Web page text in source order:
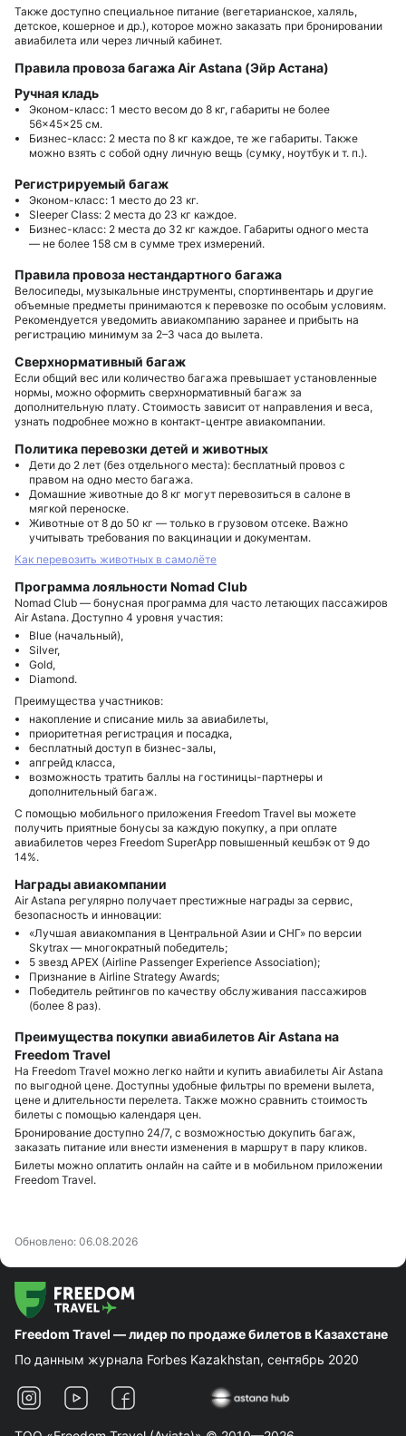
Также доступно специальное питание (вегетарианское, халяль,
детское, кошерное и др.), которое можно заказать при бронировании
авиабилета или через личный кабинет.
Правила провоза багажа Air Astana (Эйр Астана)
Ручная кладь
Эконом-класс: 1 место весом до 8 кг, габариты не более
56×45×25 см.
Бизнес-класс: 2 места по 8 кг каждое, те же габариты. Также
можно взять с собой одну личную вещь (сумку, ноутбук и т. п.).
Регистрируемый багаж
Эконом-класс: 1 место до 23 кг.
Sleeper Class: 2 места до 23 кг каждое.
Бизнес-класс: 2 места до 32 кг каждое. Габариты одного места
— не более 158 см в сумме трех измерений.
Правила провоза нестандартного багажа
Велосипеды, музыкальные инструменты, спортинвентарь и другие
объемные предметы принимаются к перевозке по особым условиям.
Рекомендуется уведомить авиакомпанию заранее и прибыть на
регистрацию минимум за 2–3 часа до вылета.
Сверхнормативный багаж
Если общий вес или количество багажа превышает установленные
нормы, можно оформить сверхнормативный багаж за
дополнительную плату. Стоимость зависит от направления и веса,
узнать подробнее можно в контакт-центре авиакомпании.
Политика перевозки детей и животных
Дети до 2 лет (без отдельного места): бесплатный провоз с
правом на одно место багажа.
Домашние животные до 8 кг могут перевозиться в салоне в
мягкой переноске.
Животные от 8 до 50 кг — только в грузовом отсеке. Важно
учитывать требования по вакцинации и документам.
Как перевозить животных в самолёте
Программа лояльности Nomad Club
Nomad Club — бонусная программа для часто летающих пассажиров
Air Astana. Доступно 4 уровня участия:
Blue (начальный),
Silver,
Gold,
Diamond.
Преимущества участников:
накопление и списание миль за авиабилеты,
приоритетная регистрация и посадка,
бесплатный доступ в бизнес-залы,
апгрейд класса,
возможность тратить баллы на гостиницы-партнеры и
дополнительный багаж.
С помощью мобильного приложения Freedom Travel вы можете
получить приятные бонусы за каждую покупку, а при оплате
авиабилетов через Freedom SuperApp повышенный кешбэк от 9 до
14%.
Награды авиакомпании
Air Astana регулярно получает престижные награды за сервис,
безопасность и инновации:
«Лучшая авиакомпания в Центральной Азии и СНГ» по версии
Skytrax — многократный победитель;
5 звезд APEX (Airline Passenger Experience Association);
Признание в Airline Strategy Awards;
Победитель рейтингов по качеству обслуживания пассажиров
(более 8 раз).
Преимущества покупки авиабилетов Air Astana на
Freedom Travel
На Freedom Travel можно легко найти и купить авиабилеты Air Astana
по выгодной цене. Доступны удобные фильтры по времени вылета,
цене и длительности перелета. Также можно сравнить стоимость
билеты с помощью календаря цен.
Бронирование доступно 24/7, с возможностью докупить багаж,
заказать питание или внести изменения в маршрут в пару кликов.
Билеты можно оплатить онлайн на сайте и в мобильном приложении
Freedom Travel.
Обновлено: 06.08.2026
Freedom Travel — лидер по продаже билетов в Казахстане
По данным журнала Forbes Kazakhstan, сентябрь 2020